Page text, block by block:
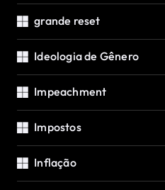
grande reset
Ideologia de Gênero
Impeachment
Impostos
Inflação